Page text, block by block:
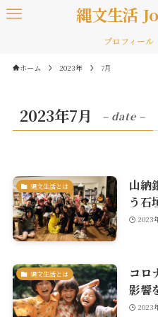
縄文生活
プロフィール
ホーム 2023年 7月
2023年7月 – date –
縄文生活とは
山納
う石
2023
縄文生活とは
コロ
影響
2023